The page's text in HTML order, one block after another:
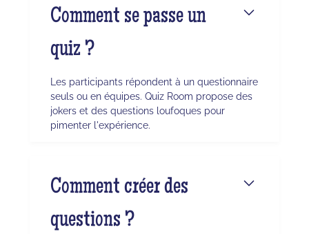
Comment se passe un
quiz ?
Les participants répondent à un questionnaire
seuls ou en équipes. Quiz Room propose des
jokers et des questions loufoques pour
pimenter l'expérience.
Comment créer des
questions ?